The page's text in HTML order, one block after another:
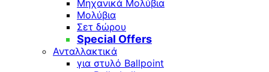
Μηχανικά Μολύβια
Μολύβια
Σετ δώρου
Special Offers
Ανταλλακτικά
για στυλό Ballpoint